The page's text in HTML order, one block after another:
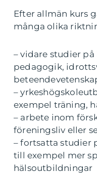
Efter allmän kurs
många olika
– vidare studier
pedagogik,
–
exempel träning,
– arbete inom
föreningsliv eller
– fortsatta studier
till exempel mer
hälsoutbildningar